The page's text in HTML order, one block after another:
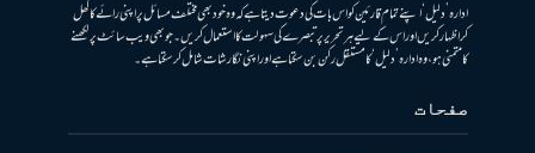
ادارہ ’دلیل‘ اپنے تمام قارئین کو اس بات کی دعوت دیتا ہے کہ وہ خود بھی مختلف مسائل پر اپنی رائے کا کھل
کر اظہار کریں اور اس کے لیے ہر تحریر پر تبصرے کی سہولت کا استعمال کریں۔ جو بھی ویب سائٹ پر لکھنے
کا متمنی ہو، وہ ادارہ ’دلیل‘ کا مستقل رکن بن سکتا ہے اور اپنی نگارشات شامل کرسکتا ہے۔
صفحات